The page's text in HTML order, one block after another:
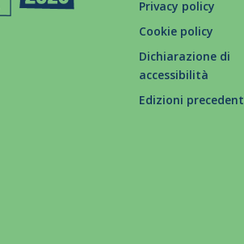
Privacy policy
Cookie policy
Dichiarazione di
accessibilità
Edizioni